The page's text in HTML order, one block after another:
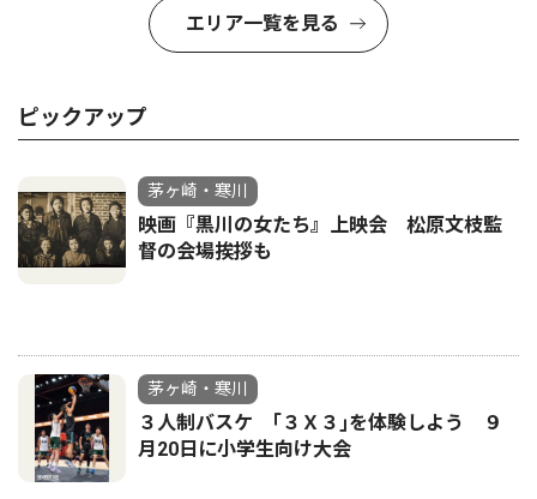
エリア一覧を見る
ピックアップ
茅ヶ崎・寒川
映画『黒川の女たち』上映会 松原文枝監
督の会場挨拶も
茅ヶ崎・寒川
３人制バスケ ｢３Ｘ３｣を体験しよう ９
月20日に小学生向け大会